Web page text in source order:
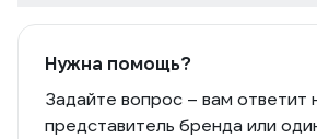
Нужна помощь?
Задайте вопрос – вам ответит
представитель бренда или